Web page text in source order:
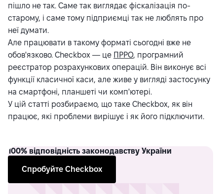
пішло не так. Саме так виглядає фіскалізація по-
старому, і саме тому підприємці так не люблять про
неї думати.
Але працювати в такому форматі сьогодні вже не
обов'язково. Checkbox — це ПРРО, програмний
реєстратор розрахункових операцій. Він виконує всі
функції класичної каси, але живе у вигляді застосунку
на смартфоні, планшеті чи комп'ютері.
У цій статті розбираємо, що таке Checkbox, як він
працює, які проблеми вирішує і як його підключити.
100% відповідність законодавству України
Спробуйте Checkbox